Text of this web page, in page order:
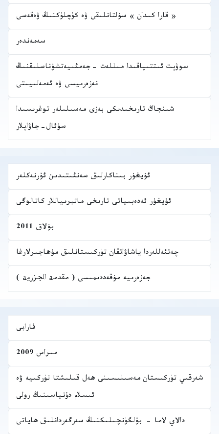
« قارا كىدان » سۇلتانلىقى ۋە كۈچلۈكنىڭ ۋەقەسى
سەمەندەر
سوۋېت ئىتتىپاقىدا مىللەت -جەمئىيەتشۇناسلىقنىڭ
نەزەرىيسى ۋە ئەمەلىيىتى
شىنجاڭ تارىخىدىكى بەزى مەسىلىلەر توغرىسىدا
سۇئال-جاۋاپلار
ئۇيغۇر بىناكارلىق سەنئىتىدىن ئۆرنەكلەر
ئۇيغۇر ئەدەبىياتى تارىخى ماتېرىياللار كاتالوگى
بۇلاق 2011
چەتئەللەردا ياشاۋاتقان تۈركىستانلىق مۇھاجىرلارغا
جەزەرىيە مۇقەددىمىسى ( مقدمة الجزرية )
فارابى
مىراس 2009
شەرقىي تۈركىستان مەسىلىسىنى ھەل قىلىشتا تۈركىيە ۋە
ئىسلام دۇنياسىنىڭ رولى
دالاي لاما - بۆلگۈنچىلىكنىڭ سەرگەردانلىق ھاياتى